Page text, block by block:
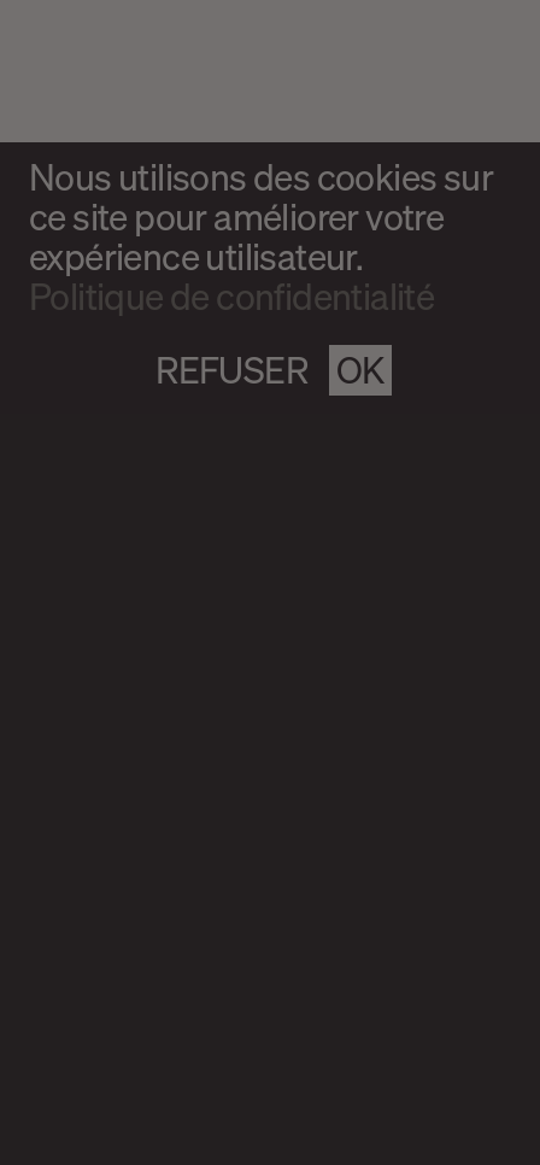
Nous utilisons des cookies sur
ce site pour améliorer votre
expérience utilisateur.
Politique de confidentialité
OK
REFUSER